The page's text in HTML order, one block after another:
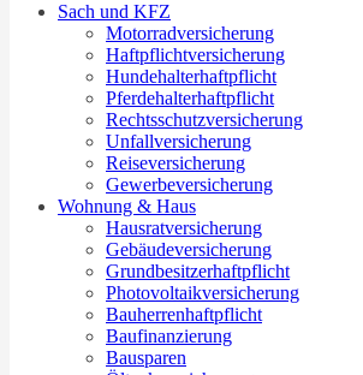
Sach und KFZ
Motorradversicherung
Haftpflichtversicherung
Hundehalterhaftpflicht
Pferdehalterhaftpflicht
Rechtsschutzversicherung
Unfallversicherung
Reiseversicherung
Gewerbeversicherung
Wohnung & Haus
Hausratversicherung
Gebäudeversicherung
Grundbesitzerhaftpflicht
Photovoltaikversicherung
Bauherrenhaftpflicht
Baufinanzierung
Bausparen